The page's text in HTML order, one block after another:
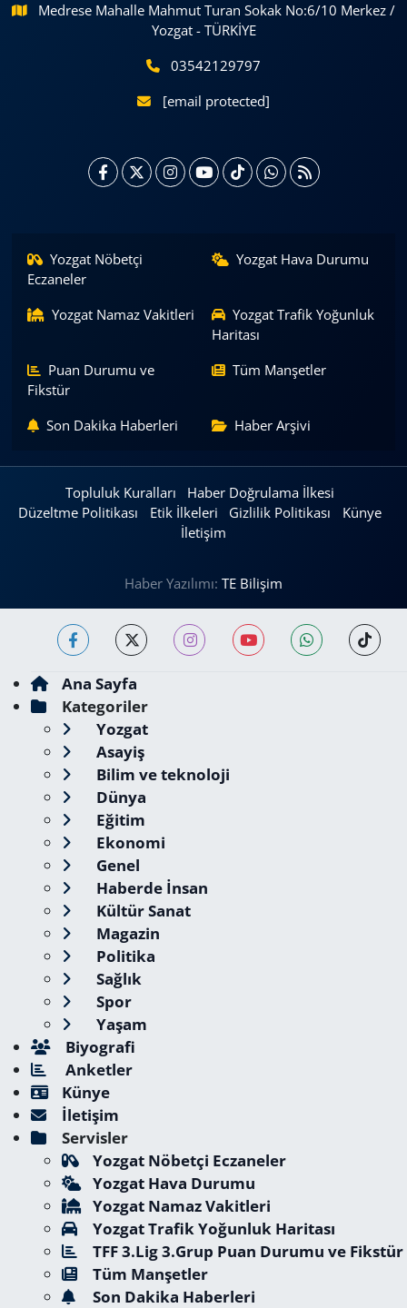
Medrese Mahalle Mahmut Turan Sokak No:6/10 Merkez /
Yozgat - TÜRKİYE
03542129797
[email protected]
Yozgat Nöbetçi
Eczaneler
Yozgat Hava Durumu
Yozgat Namaz Vakitleri
Yozgat Trafik Yoğunluk
Haritası
Puan Durumu ve
Fikstür
Tüm Manşetler
Son Dakika Haberleri Haber Arşivi
Topluluk Kuralları
Haber Doğrulama İlkesi
Düzeltme Politikası
Etik İlkeleri Gizlilik Politikası
Künye
İletişim
Haber Yazılımı: TE Bilişim
Ana Sayfa
Kategoriler
Yozgat
Asayiş
Bilim ve teknoloji
Dünya
Eğitim
Ekonomi
Genel
Haberde İnsan
Kültür Sanat
Magazin
Politika
Sağlık
Spor
Yaşam
Biyografi
Anketler
Künye
İletişim
Servisler
Yozgat Nöbetçi Eczaneler
Yozgat Hava Durumu
Yozgat Namaz Vakitleri
Yozgat Trafik Yoğunluk Haritası
TFF 3.Lig 3.Grup Puan Durumu ve Fikstür
Tüm Manşetler
Son Dakika Haberleri